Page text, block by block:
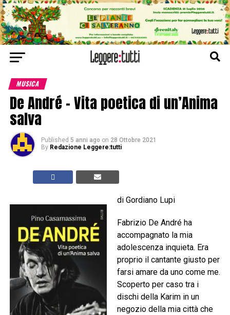
MUSICA
De André – Vita poetica di un’Anima
salva
Published 5 anni ago on 28 Ottobre 2021
By Redazione Leggere:tutti
di Gordiano Lupi
Fabrizio De André ha
accompagnato la mia
adolescenza inquieta. Era
proprio il cantante giusto per
farsi amare da uno come me.
Scoperto per caso tra i
dischi della Karim in un
negozio della mia città che